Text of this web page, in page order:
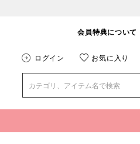
会員特典について
ログイン お気に入り